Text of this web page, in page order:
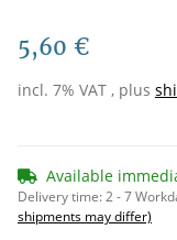
5,60 €
incl. 7% VAT , plus
Available
Delivery time:2 - 7
shipments may differ)